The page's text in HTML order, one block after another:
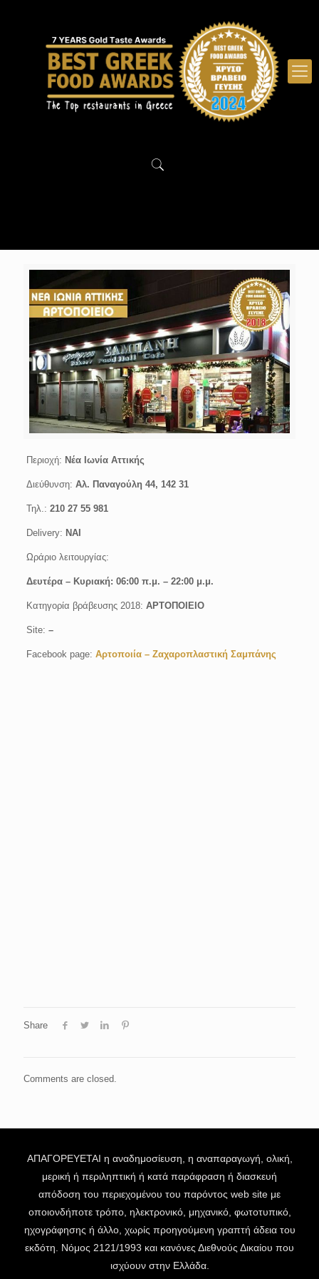
Περιοχή: Νέα Ιωνία Αττικής
Διεύθυνση: Αλ. Παναγούλη 44, 142 31
Τηλ.: 210 27 55 981
Delivery: ΝΑΙ
Ωράριο λειτουργίας:
Δευτέρα – Κυριακή: 06:00 π.μ. – 22:00 μ.μ.
Κατηγορία βράβευσης 2018: ΑΡΤΟΠΟΙΕΙΟ
Site: –
Facebook page: Αρτοποιία – Ζαχαροπλαστική Σαμπάνης
Share
Comments are closed.
ΑΠΑΓΟΡΕΥΕΤΑΙ η αναδημοσίευση, η αναπαραγωγή, ολική,
μερική ή περιληπτική ή κατά παράφραση ή διασκευή
απόδοση του περιεχομένου του παρόντος web site με
οποιονδήποτε τρόπο, ηλεκτρονικό, μηχανικό, φωτοτυπικό,
ηχογράφησης ή άλλο, χωρίς προηγούμενη γραπτή άδεια του
εκδότη. Νόμος 2121/1993 και κανόνες Διεθνούς Δικαίου που
ισχύουν στην Ελλάδα.